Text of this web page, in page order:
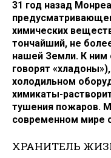
31 год назад
химических
тончайший, не
нашей Земли. К ним
говорят
холодильном
химикаты-
тушения пожаров.
современном мире
ХРАНИТЕЛЬ